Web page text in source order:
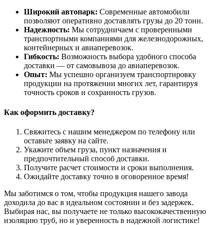
Широкий автопарк: Современные автомобили
позволяют оперативно доставлять грузы до 20 тонн.
Надежность: Мы сотрудничаем с проверенными
транспортными компаниями для железнодорожных,
контейнерных и авиаперевозок.
Гибкость: Возможность выбора удобного способа
доставки — от самовывоза до авиаперевозок.
Опыт: Мы успешно организуем транспортировку
продукции на протяжении многих лет, гарантируя
точность сроков и сохранность грузов.
Как оформить доставку?
Свяжитесь с нашим менеджером по телефону или
оставьте заявку на сайте.
Укажите объем груза, пункт назначения и
предпочтительный способ доставки.
Получите расчет стоимости и сроки выполнения.
Ожидайте доставку точно в оговоренное время!
Мы заботимся о том, чтобы продукция нашего завода
доходила до вас в идеальном состоянии и без задержек.
Выбирая нас, вы получаете не только высококачественную
изоляцию труб, но и уверенность в надежной логистике!